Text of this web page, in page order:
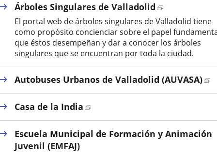
externa.
Árboles Singulares de Valladolid
Enlace
a
una
aplicación
externa.
El portal web de árboles singulares de Valladolid tiene
como propósito concienciar sobre el papel
que éstos desempeñan y dar a conocer los árboles
singulares que se encuentran por toda la ciudad.
Autobuses Urbanos de Valladolid (AUVASA)
Casa de la India
Enlace
aplicación
Escuela Municipal de Formación y Animación
Juvenil (EMFAJ)